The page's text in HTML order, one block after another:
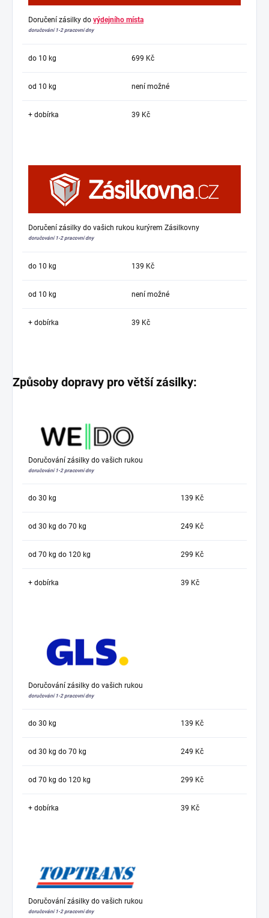
Doručení zásilky do výdejního místa
doručování 1-2 pracovní dny
do 10 kg 699 Kč
od 10 kg není možné
+ dobírka 39 Kč
Doručení zásilky do vašich rukou kurýrem Zásilkovny
doručování 1-2 pracovní dny
do 10 kg 139 Kč
od 10 kg není možné
+ dobírka 39 Kč
Způsoby dopravy pro větší zásilky:
Doručování zásilky do vašich rukou
doručování 1-2 pracovní dny
do 30 kg 139 Kč
od 30 kg do 70 kg 249 Kč
od 70 kg do 120 kg 299 Kč
+ dobírka 39 Kč
Doručování zásilky do vašich rukou
doručování 1-2 pracovní dny
do 30 kg 139 Kč
od 30 kg do 70 kg 249 Kč
od 70 kg do 120 kg 299 Kč
+ dobírka 39 Kč
Doručování zásilky do vašich rukou
doručování 1-2 pracovní dny